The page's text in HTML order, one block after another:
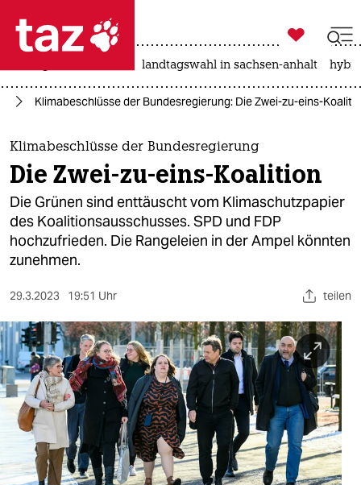
 taz zahl ich
taz zahl ich
themen
politik
öko
gesellschaft
kultur
sport
berlin
nord
wahrheit
verlag

taz zahl ich
landtagswahl in sachsen-anhalt
Klimabeschlüsse der Bundesregierung: Die Zwei-zu-eins-
Klimabeschlüsse der Bundesregierung
Die Zwei-zu-eins-Koalition
Die Grünen sind enttäuscht vom Klimaschutzpapier
des Koalitionsausschusses. SPD und FDP
hochzufrieden. Die Rangeleien in der Ampel könnten
zunehmen.
29.3.2023 19:51 Uhr teilen